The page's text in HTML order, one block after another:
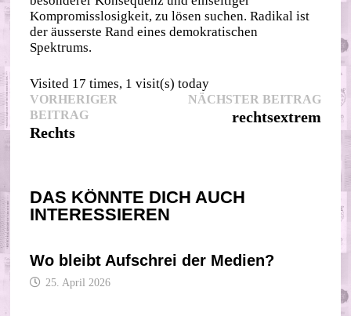
Kompromisslosigkeit, zu lösen suchen. Radikal ist
der äusserste Rand eines demokratischen
Spektrums.
Visited 17 times, 1 visit(s) today
Beitragsnavigation
VORHERIGER
BEITRAGVorheriger
Rechts
NÄCHSTER BEITRAG
rechtsextrem
DAS KÖNNTE DICH AUCH
INTERESSIEREN
Wo bleibt Aufschrei der Medien?
25. April 2026